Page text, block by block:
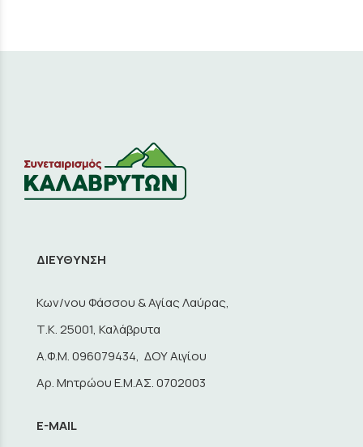
ΔΙΕΥΘΥΝΣΗ
Κων/νου Φάσσου & Αγίας Λαύρας,
Τ.Κ. 25001, Καλάβρυτα
A.Φ.Μ. 096079434, ΔΟΥ Αιγίου
Αρ. Μητρώου Ε.Μ.ΑΣ. 0702003
E-MAIL